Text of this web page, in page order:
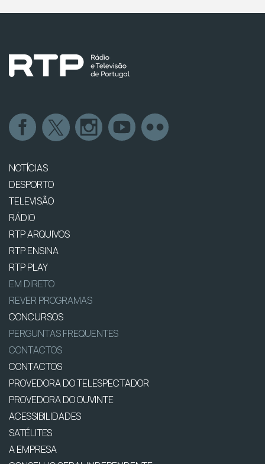
NOTÍCIAS
DESPORTO
TELEVISÃO
RÁDIO
RTP ARQUIVOS
RTP ENSINA
RTP PLAY
EM DIRETO
REVER PROGRAMAS
CONCURSOS
PERGUNTAS FREQUENTES
CONTACTOS
CONTACTOS
PROVEDORA DO TELESPECTADOR
PROVEDORA DO OUVINTE
ACESSIBILIDADES
SATÉLITES
A EMPRESA